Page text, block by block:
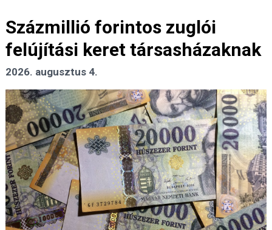
Százmillió forintos zuglói
felújítási keret társasházaknak
2026. augusztus 4.